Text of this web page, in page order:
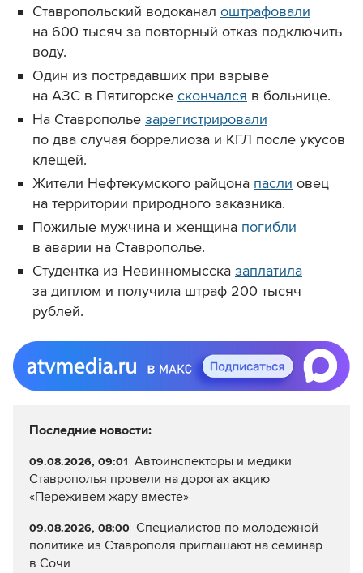
Ставропольский водоканал оштрафовали
на 600 тысяч за повторный отказ подключить
воду.
Один из пострадавших при взрыве
на АЗС в Пятигорске скончался в больнице.
На Ставрополье зарегистрировали
по два случая боррелиоза и КГЛ после укусов
клещей.
Жители Нефтекумского райцона пасли овец
на территории природного заказника.
Пожилые мужчина и женщина погибли
в аварии на Ставрополье.
Студентка из Невинномысска заплатила
за диплом и получила штраф 200 тысяч
рублей.
Последние новости:
09.08.2026, 09:01 Автоинспекторы и медики
Ставрополья провели на дорогах акцию
«Переживем жару вместе»
09.08.2026, 08:00 Специалистов по молодежной
политике из Ставрополя приглашают на семинар
в Сочи